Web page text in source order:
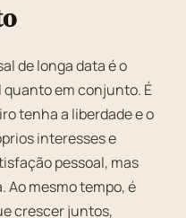
de longa data é o
em conjunto. É
tenha a liberdade e o
interesses e
pessoal, mas
Ao mesmo tempo, é
crescer juntos,